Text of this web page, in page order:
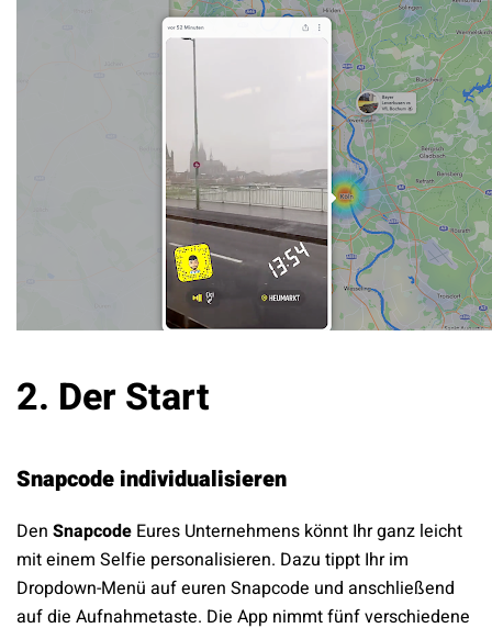
2. Der Start
Snapcode individualisieren
Den Snapcode Eures Unternehmens könnt Ihr ganz leicht
mit einem Selfie personalisieren. Dazu tippt Ihr im
Dropdown-Menü auf euren Snapcode und anschließend
auf die Aufnahmetaste. Die App nimmt fünf verschiedene